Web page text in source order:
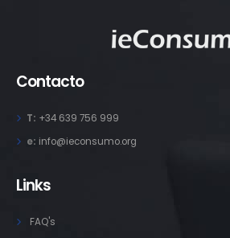
Contacto
T: +34 639 756 999
e: info@ieconsumo.org
Links
FAQ's